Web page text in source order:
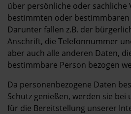
Kontakt
über persönliche oder sachliche
bestimmten oder
Darunter fallen z.B. der
Anschrift, die Telefonnummer
aber auch alle anderen Daten,
bestimmbare Person bezogen
Da personenbezogene Daten
Schutz genießen, werden sie
für die Bereitstellung unserer